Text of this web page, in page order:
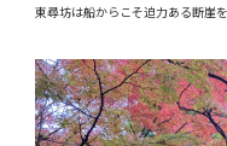
東尋坊は船からこそ迫力ある断崖